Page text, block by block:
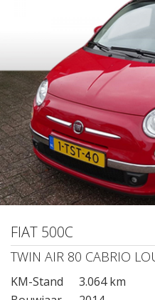
FIAT 500C
TWIN AIR 80 CABRIO
KM-Stand
3.064 km